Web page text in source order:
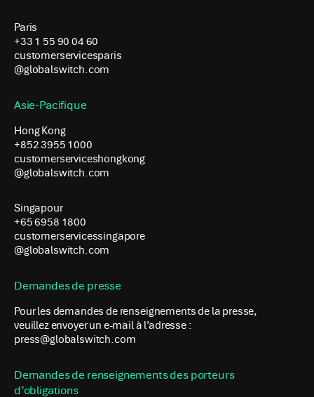
Paris
+33 1 55 90 04 60
customerservicesparis
@globalswitch.com
Asie-Pacifique
Hong Kong
+852 3955 1000
customerserviceshongkong
@globalswitch.com
Singapour
+65 6958 1800
customerservicessingapore
@globalswitch.com
Demandes de presse
Pour les demandes de renseignements de la presse,
veuillez envoyer un e-mail à l’adresse :
press@globalswitch.com
Demandes de renseignements des porteurs
d’obligations